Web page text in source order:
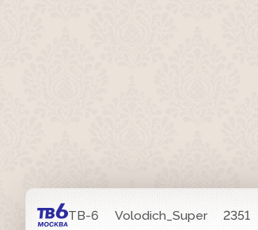
ТВ-6 Volodich_Super 2351